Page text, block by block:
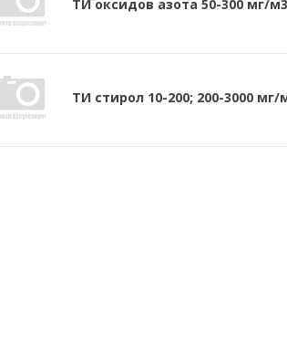
ТИ оксидов азота 50-300 мг/м3
ТИ стирол 10-200; 200-3000 мг/